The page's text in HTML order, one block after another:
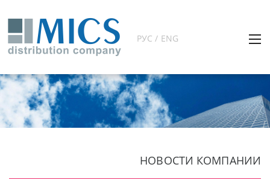
РУС / ENG
НОВОСТИ КОМПАНИИ